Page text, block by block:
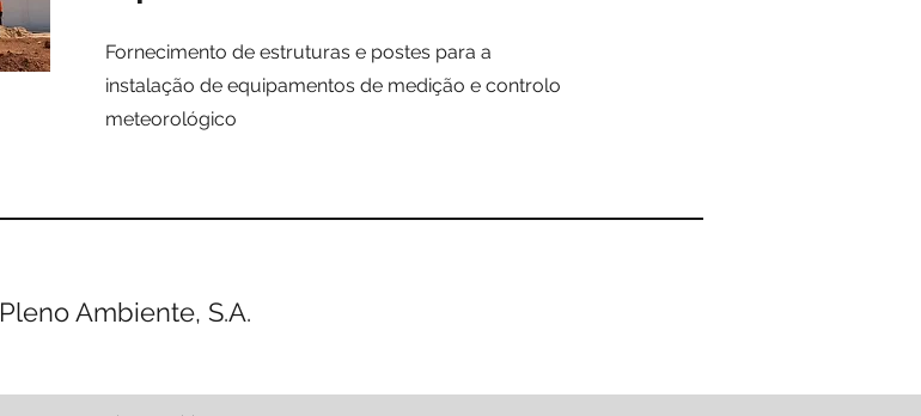
Fornecimento de estruturas e postes para a
instalação de equipamentos de medição e controlo
meteorológico
Pleno Ambiente, S.A.